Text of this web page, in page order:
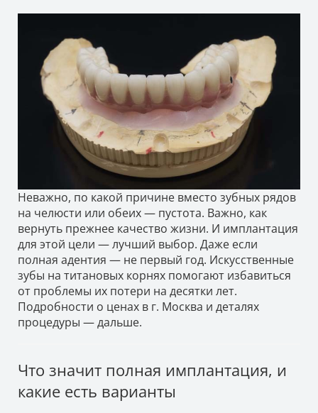
Неважно, по какой причине вместо зубных рядов
на челюсти или обеих — пустота. Важно, как
вернуть прежнее качество жизни. И имплантация
для этой цели — лучший выбор. Даже если
полная адентия — не первый год. Искусственные
зубы на титановых корнях помогают избавиться
от проблемы их потери на десятки лет.
Подробности о ценах в г. Москва и деталях
процедуры — дальше.
Что значит полная имплантация, и
какие есть варианты